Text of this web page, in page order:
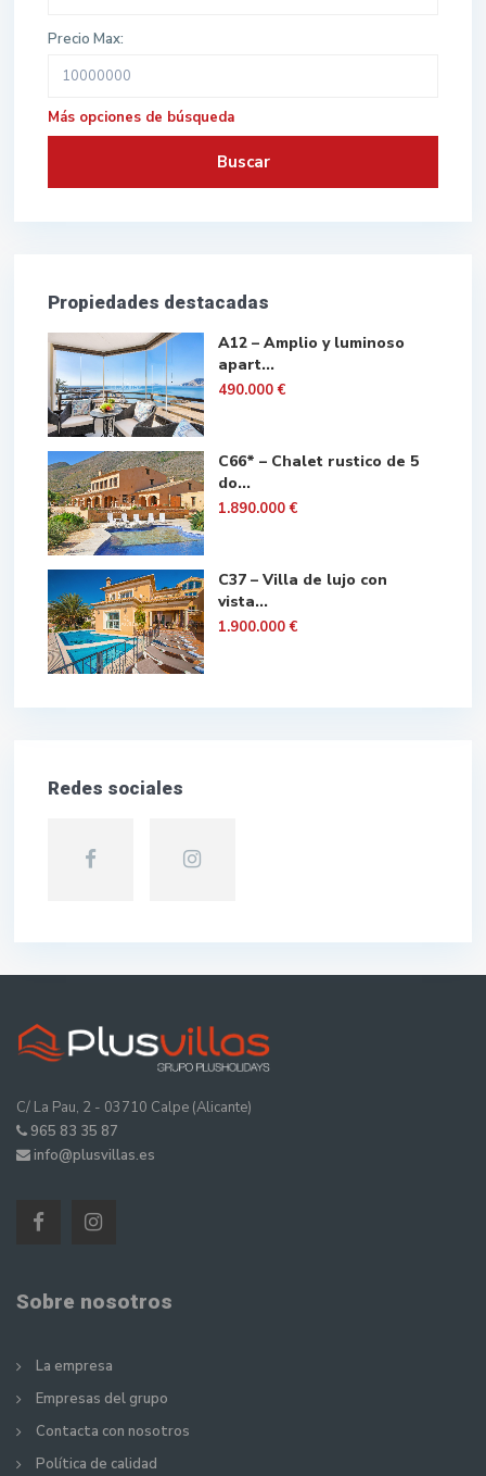
Precio Max:
Más opciones de búsqueda
Buscar
Propiedades destacadas
A12 – Amplio y luminoso
apart...
490.000 €
C66* – Chalet rustico de 5
do...
1.890.000 €
C37 – Villa de lujo con
vista...
1.900.000 €
Redes sociales
C/ La Pau, 2 - 03710 Calpe (Alicante)
965 83 35 87
info@plusvillas.es
Sobre nosotros
La empresa
Empresas del grupo
Contacta con nosotros
Política de calidad